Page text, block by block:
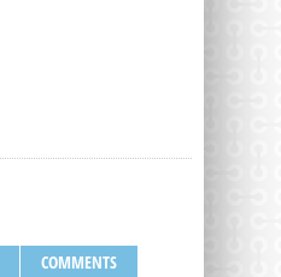
COMMENTS